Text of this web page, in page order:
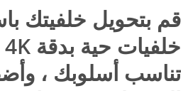
قم بتحويل خلفيتك
تناسب أسلوبك ،